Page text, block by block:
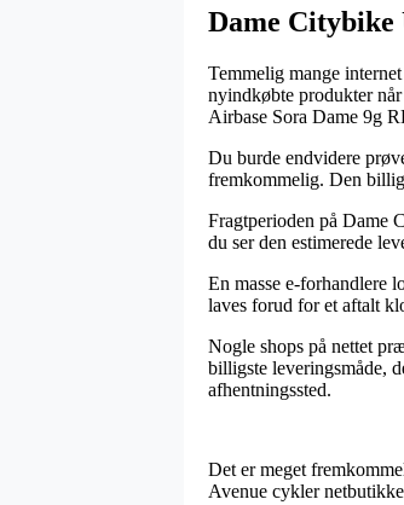
Dame Citybike
Temmelig mange
nyindkøbte produkter
Airbase Sora Dame 9g
Du burde endvidere
fremkommelig. Den
Fragtperioden på Dame
du ser den estimerede
En masse e-forhandlere
laves forud for et aftalt
Nogle shops på nettet
billigste leveringsmåde,
afhentningssted.
Det er meget
Avenue cykler